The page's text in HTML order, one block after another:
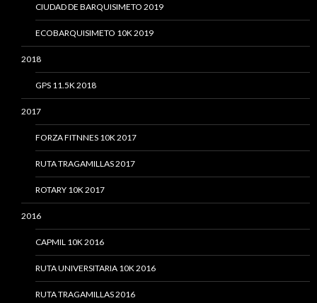
CIUDAD DE BARQUISIMETO 2019
ECOBARQUISIMETO 10K 2019
2018
GPS 11.5K 2018
2017
FORZA FITNNES 10K 2017
RUTA TRAGAMILLAS 2017
ROTARY 10K 2017
2016
CAPMIL 10K 2016
RUTA UNIVERSITARIA 10K 2016
RUTA TRAGAMILLAS 2016